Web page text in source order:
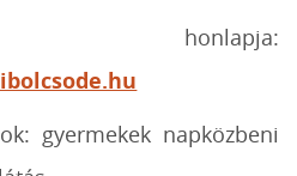
honlapja:
gyermekek napközbeni